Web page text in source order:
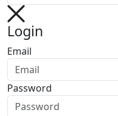
Login
Email
Password